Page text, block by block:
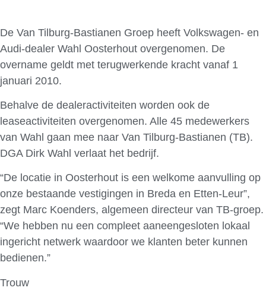
De Van Tilburg-Bastianen Groep heeft Volkswagen- en
Audi-dealer Wahl Oosterhout overgenomen. De
overname geldt met terugwerkende kracht vanaf 1
januari 2010.
Behalve de dealeractiviteiten worden ook de
leaseactiviteiten overgenomen. Alle 45 medewerkers
van Wahl gaan mee naar Van Tilburg-Bastianen (TB).
DGA Dirk Wahl verlaat het bedrijf.
“De locatie in Oosterhout is een welkome aanvulling op
onze bestaande vestigingen in Breda en Etten-Leur”,
zegt Marc Koenders, algemeen directeur van TB-groep.
“We hebben nu een compleet aaneengesloten lokaal
ingericht netwerk waardoor we klanten beter kunnen
bedienen.”
Trouw